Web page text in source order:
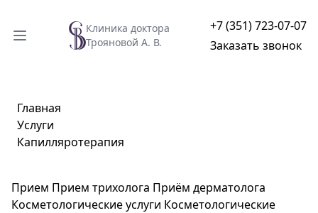
Клиника доктора
Трояновой А. В.
+7 (351) 723-07-07
Заказать звонок
Главная
Услуги
Капилляротерапия
Прием Прием трихолога Приём дерматолога
Косметологические услуги Косметологические